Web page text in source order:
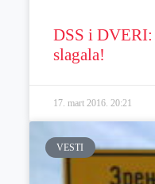
DSS i DVERI:
slagala!
17. mart 2016. 20:21
VESTI